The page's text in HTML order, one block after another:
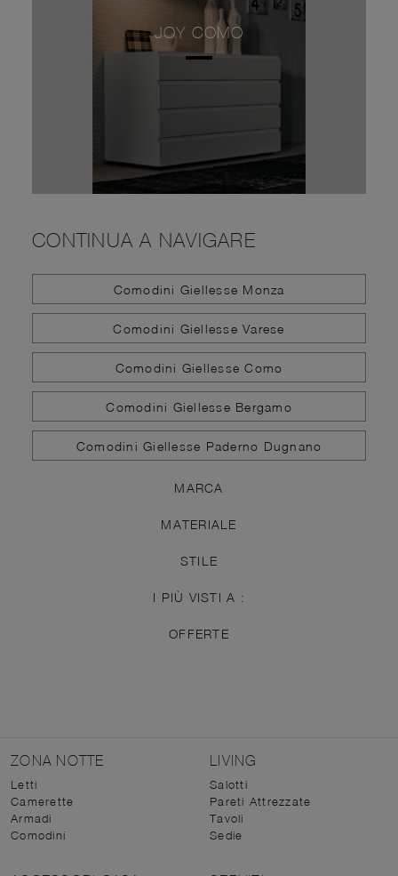
JOY COMÒ
CONTINUA A NAVIGARE
Comodini Giellesse Monza
Comodini Giellesse Varese
Comodini Giellesse Como
Comodini Giellesse Bergamo
Comodini Giellesse Paderno Dugnano
MARCA
MATERIALE
STILE
I PIÙ VISTI A :
OFFERTE
ZONA NOTTE
Letti
Camerette
Armadi
Comodini
LIVING
Salotti
Pareti Attrezzate
Tavoli
Sedie